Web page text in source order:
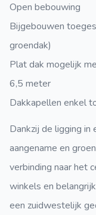
Open bebouwing
Bijgebouwen
groendak)
Plat dak mogelijk
6,5 meter
Dakkapellen enkel
Dankzij de ligging in
aangename en
verbinding naar het
winkels en
een zuidwestelijk